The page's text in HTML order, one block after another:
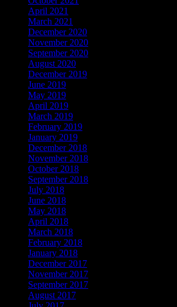
April 2021
March 2021
December 2020
November 2020
September 2020
August 2020
December 2019
June 2019
May 2019
April 2019
March 2019
February 2019
January 2019
December 2018
November 2018
October 2018
September 2018
July 2018
June 2018
May 2018
April 2018
March 2018
February 2018
January 2018
December 2017
November 2017
September 2017
August 2017